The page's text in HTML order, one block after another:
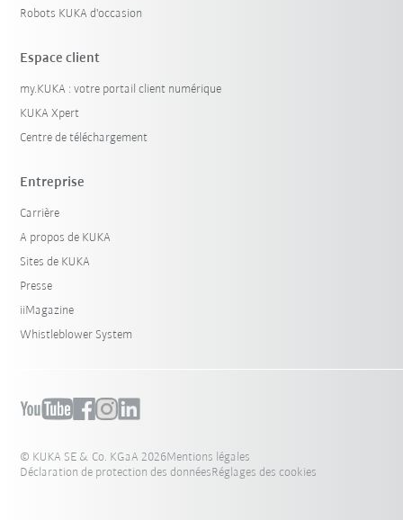
Robots KUKA d'occasion
Espace client
my.KUKA : votre portail client numérique
KUKA Xpert
Centre de téléchargement
Entreprise
Carrière
A propos de KUKA
Sites de KUKA
Presse
iiMagazine
Whistleblower System
© KUKA SE & Co. KGaA 2026Mentions légales
Déclaration de protection des donnéesRéglages des cookies